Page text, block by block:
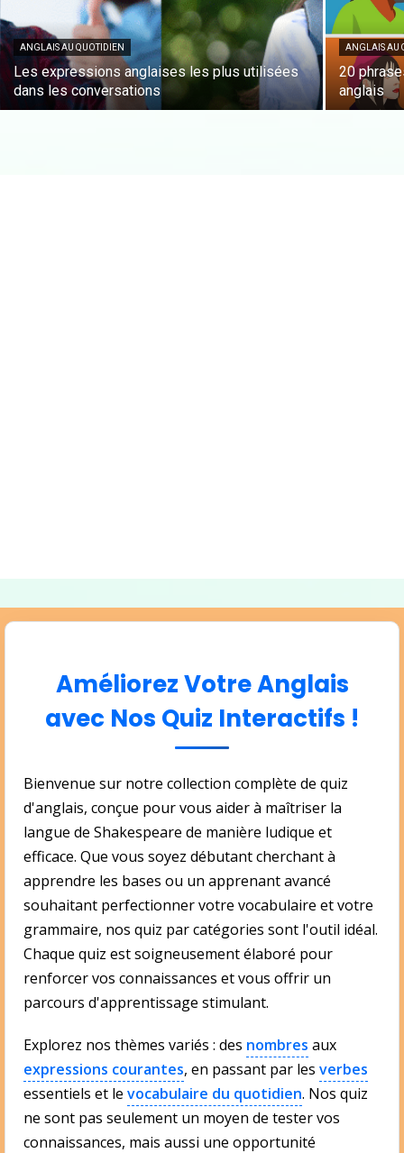
ANGLAIS AU QUOTIDIEN
Les expressions anglaises les plus utilisées
dans les conversations
ANGLAIS AU
20
anglais
Améliorez Votre Anglais
avec Nos Quiz Interactifs !
Bienvenue sur notre collection complète de quiz
d'anglais, conçue pour vous aider à maîtriser la
langue de Shakespeare de manière ludique et
efficace. Que vous soyez débutant cherchant à
apprendre les bases ou un apprenant avancé
souhaitant perfectionner votre vocabulaire et votre
grammaire, nos quiz par catégories sont l'outil idéal.
Chaque quiz est soigneusement élaboré pour
renforcer vos connaissances et vous offrir un
parcours d'apprentissage stimulant.
Explorez nos thèmes variés : des nombres aux
expressions courantes, en passant par les verbes
essentiels et le vocabulaire du quotidien. Nos quiz
ne sont pas seulement un moyen de tester vos
connaissances, mais aussi une opportunité